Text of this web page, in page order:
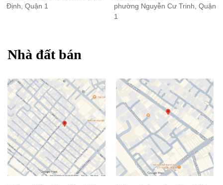
Định, Quận 1
phường Nguyễn Cư Trinh, Quận
1
Nhà đất bán